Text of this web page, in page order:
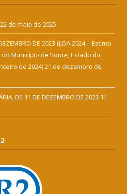
22 de maio de 2025
DE 2023 (LOA 2024 – Estima
Município de Soure, Estado do
de 2024)21 de dezembro de
DE 11 DE DEZEMBRO DE 2023 11